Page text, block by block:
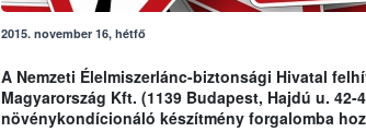
2015. november 16, hétfő
A Nemzeti Élelmiszerlánc-biztonsági Hivatal
Magyarország Kft. (1139 Budapest, Hajdú u.
növénykondícionáló készítmény forgalomba